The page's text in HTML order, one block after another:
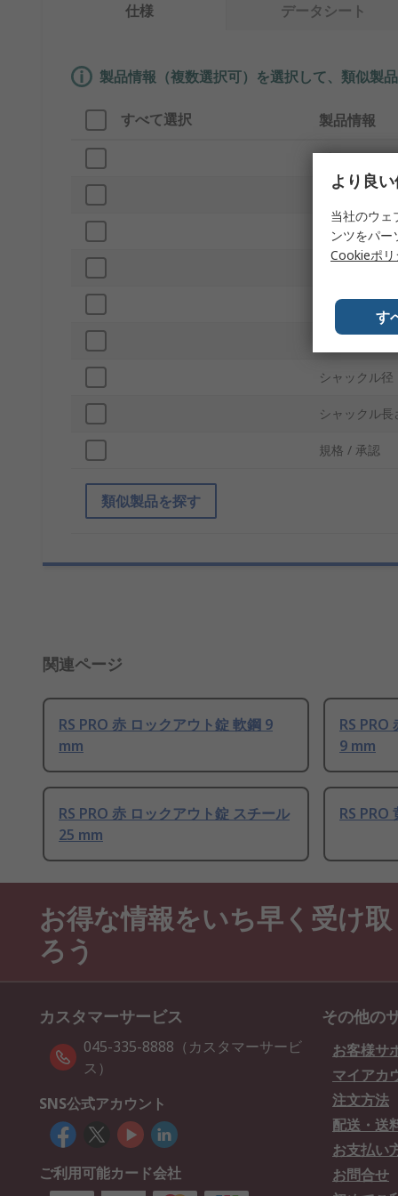
仕様 データシート
製品情報（複数選択可）を選択して、類似製
すべて選択 製品情報
ブランド
プロダクト
サブタイプ
ロックの数
シャックル径
シャックル長
規格 / 承認
類似製品を探す
関連ページ
RS PRO 赤 ロックアウト錠 軟鋼 9
mm
RS PRO
9 mm
RS PRO 赤 ロックアウト錠 スチール
25 mm
RS PRO
お得な情報をいち早く受け取
ろう
カスタマーサービス
045-335-8888（カスタマーサービ
ス）
SNS公式アカウント
ご利用可能カード会社
その他の
お客様サ
マイアカ
注文方法
配送・送
お支払い
お問合せ
より良
当社のウェ
ンツをパ
Cookieポリ
す